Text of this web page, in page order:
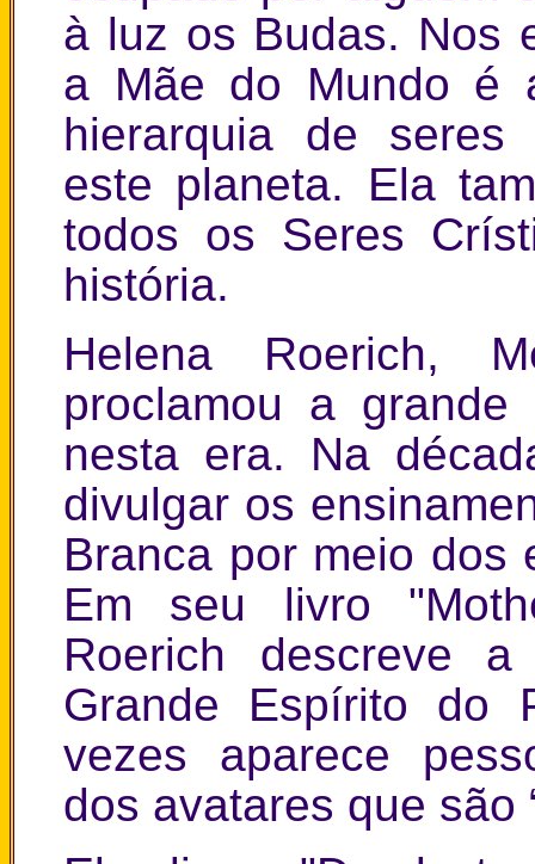
à luz os Budas. Nos
a Mãe do Mundo é
hierarquia de seres
este planeta. Ela
todos os Seres
história.
Helena Roerich,
proclamou a
nesta era. Na
divulgar os
Branca por meio dos
Em seu livro
Roerich descreve
Grande Espírito do
vezes aparece
dos avatares que são